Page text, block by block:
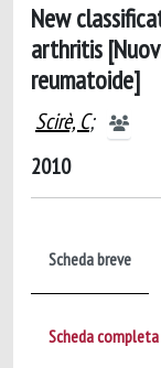
New
arthritis
reumatoide]
Scirè, C;
2010
Scheda breve
Scheda completa